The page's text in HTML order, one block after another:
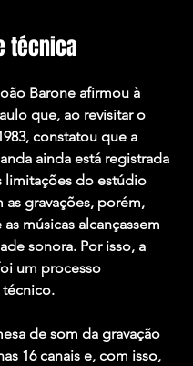
técnica
Barone afirmou à
que, ao revisitar o
constatou que a
ainda está registrada
limitações do estúdio
as gravações, porém,
músicas alcançassem
sonora. Por isso, a
um processo
de som da gravação
16 canais e, com isso,